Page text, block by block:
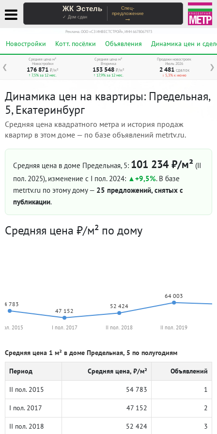
ЖК Эстель
✓ Дом сдан
Спец-
предложение
→
Реклама. ООО «СЗ ИНВЕСТСТРОЙ», ИНН 6678067973
Новостройки Котт. посёлки Объявления Динамика цен и
❮ ❯
Средняя цена м²
Новостройки
176 871 ₽/м²
↑ 7,5% за 12 мес.
Средняя цена м²
Вторичка
153 548 ₽/м²
↑ 17,9% за 12 мес.
Продажи новостроек
Июль 2026
2 481 сделок
↓ 5,3% к июню
Динамика цен на квартиры: Предельная,
5, Екатеринбург
Средняя цена квадратного метра и история продаж
квартир в этом доме — по базе объявлений metrtv.ru.
Средняя цена в доме Предельная, 5: 101 234 ₽/м² (II
пол. 2025), изменение с I пол. 2024: +9,5%. В базе
metrtv.ru по этому дому — 25 предложений, снятых с
публикации.
Средняя цена ₽/м² по дому
54 783
47 152
52 424
64 003
2015 I пол. 2017 II пол. 2018 II пол. 2019
Средняя цена 1 м² в доме Предельная, 5 по полугодиям
Период Средняя цена, ₽/м² Объявлений
II пол. 2015 54 783 1
I пол. 2017 47 152 2
II пол. 2018 52 424 3